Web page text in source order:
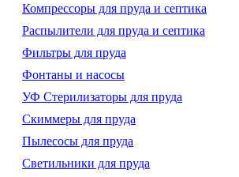
Компрессоры для пруда и септика
Распылители для пруда и септика
Фильтры для пруда
Фонтаны и насосы
УФ Стерилизаторы для пруда
Скиммеры для пруда
Пылесосы для пруда
Светильники для пруда